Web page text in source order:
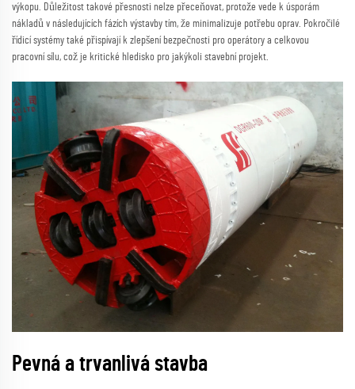
výkopu. Důležitost takové přesnosti nelze přeceňovat, protože vede k úsporám
nákladů v následujících fázích výstavby tím, že minimalizuje potřebu oprav. Pokročilé
řídicí systémy také přispívají k zlepšení bezpečnosti pro operátory a celkovou
pracovní sílu, což je kritické hledisko pro jakýkoli stavební projekt.
Pevná a trvanlivá stavba